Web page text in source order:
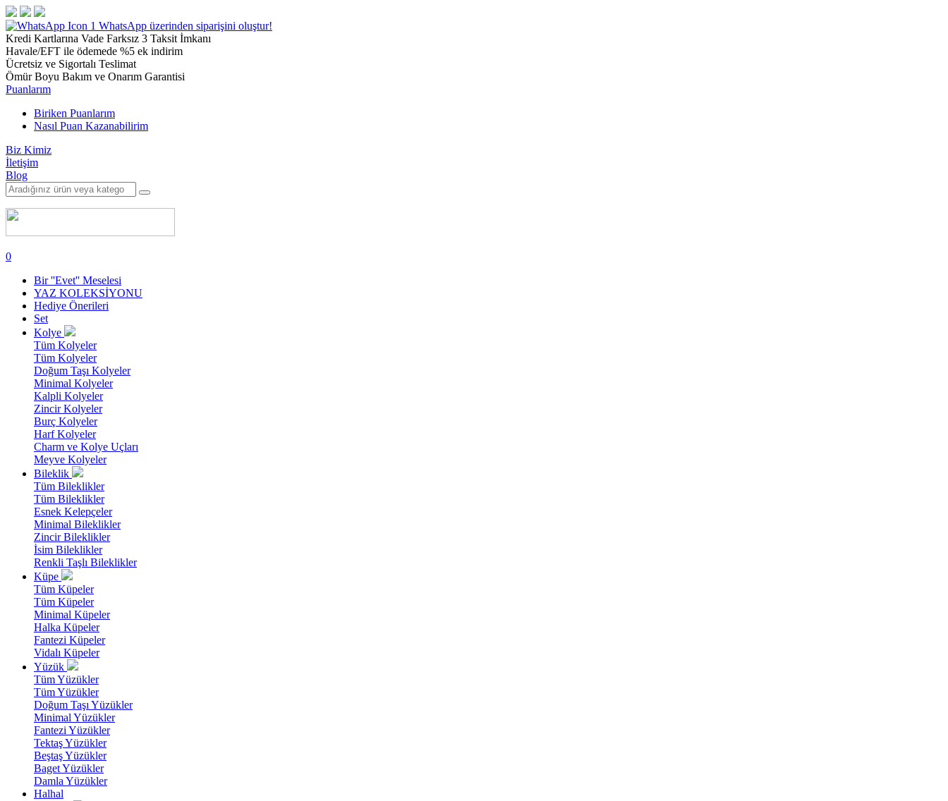
1 WhatsApp üzerinden siparişini oluştur!
Kredi Kartlarına Vade Farksız 3 Taksit İmkanı
Havale/EFT ile ödemede %5 ek indirim
Ücretsiz ve Sigortalı Teslimat
Ömür Boyu Bakım ve Onarım Garantisi
Puanlarım
Biriken Puanlarım
Nasıl Puan Kazanabilirim
Biz Kimiz
İletişim
Blog
0
Bir ''Evet'' Meselesi
YAZ KOLEKSİYONU
Hediye Önerileri
Set
Kolye
Tüm Kolyeler
Tüm Kolyeler
Doğum Taşı Kolyeler
Minimal Kolyeler
Kalpli Kolyeler
Zincir Kolyeler
Burç Kolyeler
Harf Kolyeler
Charm ve Kolye Uçları
Meyve Kolyeler
Bileklik
Tüm Bileklikler
Tüm Bileklikler
Esnek Kelepçeler
Minimal Bileklikler
Zincir Bileklikler
İsim Bileklikler
Renkli Taşlı Bileklikler
Küpe
Tüm Küpeler
Tüm Küpeler
Minimal Küpeler
Halka Küpeler
Fantezi Küpeler
Vidalı Küpeler
Yüzük
Tüm Yüzükler
Tüm Yüzükler
Doğum Taşı Yüzükler
Minimal Yüzükler
Fantezi Yüzükler
Tektaş Yüzükler
Beştaş Yüzükler
Baget Yüzükler
Damla Yüzükler
Halhal